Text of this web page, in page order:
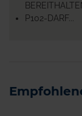
P102-DARF...